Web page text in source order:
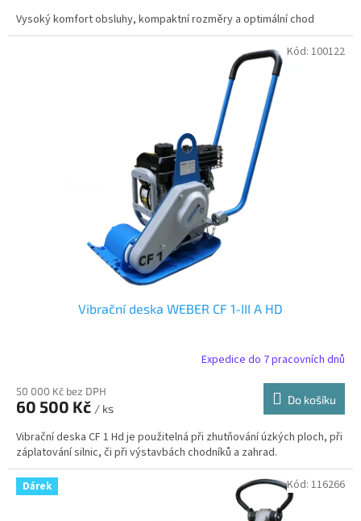
Vysoký komfort obsluhy, kompaktní rozměry a optimální chod
Vibrační deska WEBER CF 1-III A HD
Expedice do 7 pracovních dnů
50 000 Kč bez DPH
60 500 Kč / ks
Do košíku
Vibrační deska CF 1 Hd je použitelná při zhutňování úzkých ploch, při
záplatování silnic, či při výstavbách chodníků a zahrad.
Kód: 100122
Dárek Kód: 116266